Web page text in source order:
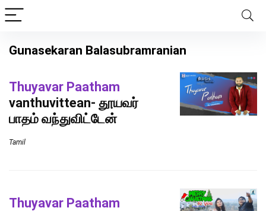
Gunasekaran Balasubramranian
Thuyavar Paatham
vanthuvittean- தூயவர்
பாதம் வந்துவிட்டேன்
Tamil
Thuyavar Paatham